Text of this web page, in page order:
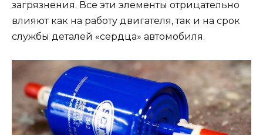
загрязнения. Все эти элементы отрицательно
влияют как на работу двигателя, так и на срок
службы деталей «сердца» автомобиля.